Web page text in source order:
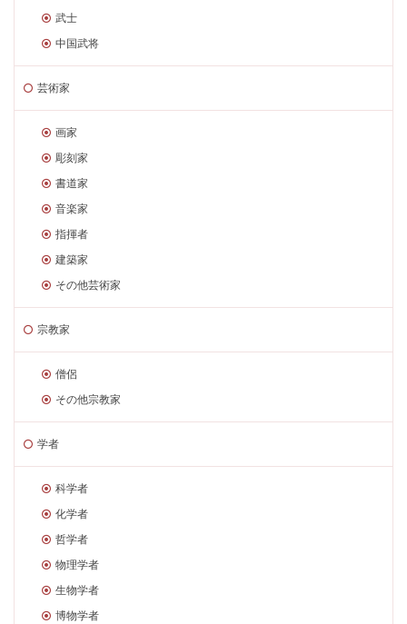
武士
中国武将
芸術家
画家
彫刻家
書道家
音楽家
指揮者
建築家
その他芸術家
宗教家
僧侶
その他宗教家
学者
科学者
化学者
哲学者
物理学者
生物学者
博物学者